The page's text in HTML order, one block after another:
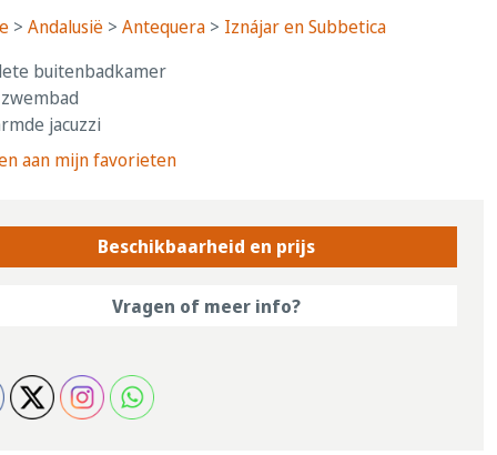
> Andalusië > Antequera > Iznájar en Subbetica
buitenbadkamer
jacuzzi
aan mijn favorieten
Beschikbaarheid en prijs
Vragen of meer info?